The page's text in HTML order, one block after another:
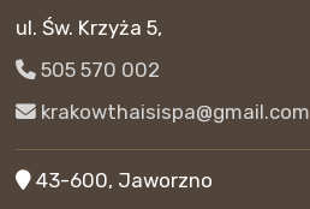
ul. Św. Krzyża 5,
505 570 002
krakowthaisispa@gmail.com
43-600, Jaworzno